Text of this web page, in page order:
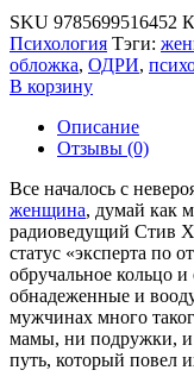
SKU 9785699516452
Психология Тэги:
обложка, ОДРИ,
В корзину
Описание
Отзывы (0)
Все началось с
женщина, думай как
радиоведущий Стив
статус «эксперта
обручальное кольцо
обнадеженные и
мужчинах много
мамы, ни подружки, и
путь, который повел